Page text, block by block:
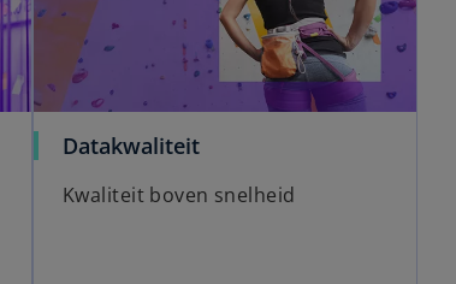
Datakwaliteit
Kwaliteit boven snelheid